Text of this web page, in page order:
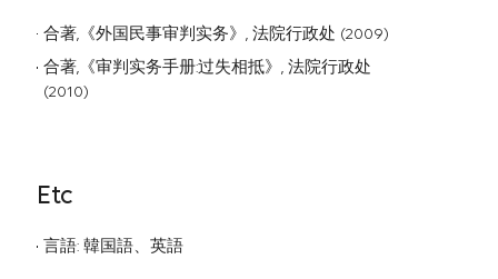
合著,《外国民事审判实务》, 法院行政处 (2009)
合著,《审判实务手册:过失相抵》, 法院行政处
(2010)
Etc
言語: 韓国語、英語